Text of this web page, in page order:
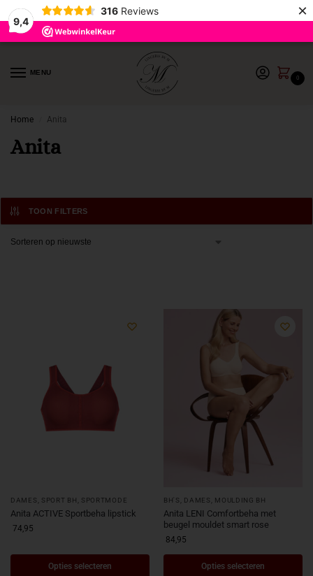
9,4
316 Reviews ×
MENU
0
Home Anita
Anita
TOON FILTERS
DAMES SPORT BH SPORTMODE
Anita ACTIVE Sportbeha lipstick
74,95
Opties selecteren
BH'S DAMES MOULDING BH
Anita LENI Comfortbeha met
beugel mouldet smart rose
84,95
Opties selecteren